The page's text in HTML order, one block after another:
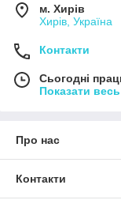
м. Хирів
Хирів, Україна
Контакти
Сьогодні
Показати
Про нас
Контакти